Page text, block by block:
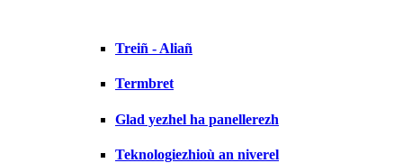
Treiñ - Aliañ
Termbret
Glad yezhel ha panellerezh
Teknologiezhioù an niverel